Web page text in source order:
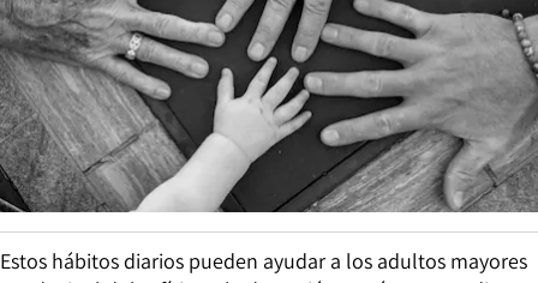
Estos hábitos diarios pueden ayudar a los adultos mayores